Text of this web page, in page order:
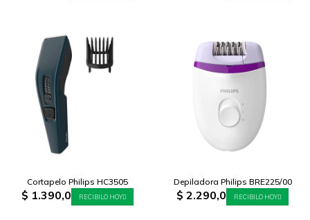
Cortapelo Philips HC3505
$ 1.390,0 RECIBILO HOY
Depiladora Philips BRE225/00
$ 2.290,0 RECIBILO HOY